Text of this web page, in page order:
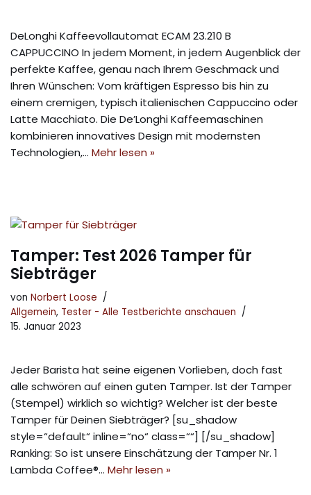
DeLonghi Kaffeevollautomat ECAM 23.210 B
CAPPUCCINO In jedem Moment, in jedem Augenblick der
perfekte Kaffee, genau nach Ihrem Geschmack und
Ihren Wünschen: Vom kräftigen Espresso bis hin zu
einem cremigen, typisch italienischen Cappuccino oder
Latte Macchiato. Die De’Longhi Kaffeemaschinen
kombinieren innovatives Design mit modernsten
Technologien,… Mehr lesen »
Tamper: Test 2026 Tamper für
Siebträger
von Norbert Loose
Allgemein, Tester - Alle Testberichte anschauen
15. Januar 2023
Jeder Barista hat seine eigenen Vorlieben, doch fast
alle schwören auf einen guten Tamper. Ist der Tamper
(Stempel) wirklich so wichtig? Welcher ist der beste
Tamper für Deinen Siebträger? [su_shadow
style=“default“ inline=“no“ class=““] [/su_shadow]
Ranking: So ist unsere Einschätzung der Tamper Nr. 1
Lambda Coffee®… Mehr lesen »